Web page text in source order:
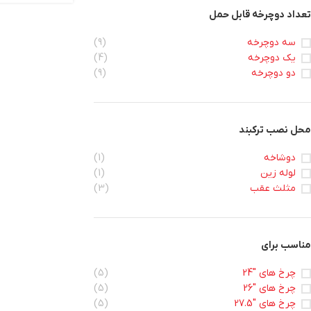
تعداد دوچرخه قابل حمل
سه دوچرخه
(9)
یک دوچرخه
(4)
دو دوچرخه
(9)
محل نصب ترکبند
دوشاخه
(1)
لوله زین
(1)
مثلث عقب
(3)
مناسب برای
چرخ های "24
(5)
چرخ های "26
(5)
چرخ های "27.5
(5)